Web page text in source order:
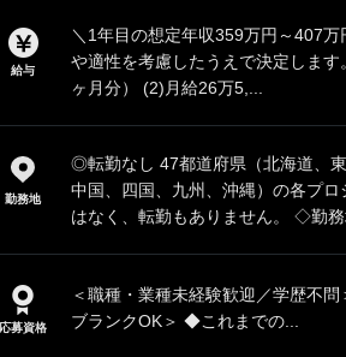
給与
＼1年目の想定年収359万円～407
や適性を考慮したうえで決定しま
ヶ月分） (2)月給26万5,...
勤務地
◎転勤なし 47都道府県（北海道、
中国、四国、九州、沖縄）の各プ
はなく、転勤もありません。 ◇勤務
応募資格
＜職種・業種未経験歓迎／学歴不
ブランクOK＞ ◆これまでの...